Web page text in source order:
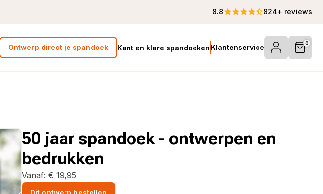
8.8 824+ reviews
Ontwerp direct je spandoek Kant en klare spandoeken Klantenservice 0
50 jaar spandoek - ontwerpen en
bedrukken
Vanaf: € 19,95
Dit ontwerp bestellen